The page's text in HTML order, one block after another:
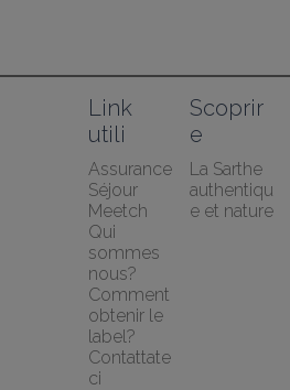
Link
utili
Assurance
Séjour
Meetch
Qui
sommes
nous?
Comment
obtenir le
label?
Contattate
ci
Scoprir
e
La Sarthe
authentiqu
e et nature